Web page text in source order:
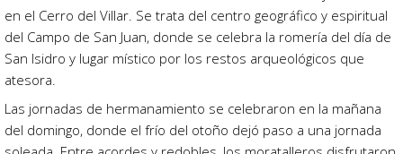
en el Cerro del Villar. Se trata del centro geográfico y espiritual
del Campo de San Juan, donde se celebra la romería del día de
San Isidro y lugar místico por los restos arqueológicos que
atesora.
Las jornadas de hermanamiento se celebraron en la mañana
del domingo, donde el frío del otoño dejó paso a una jornada